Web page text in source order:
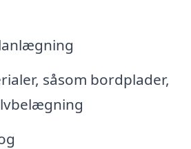
såsom bordplader,